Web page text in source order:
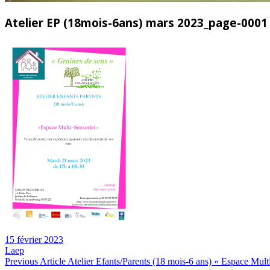
Atelier EP (18mois-6ans) mars 2023_page-0001
15 février 2023
Laep
Navigation
Previous ArticlePrevious
Atelier Efants/Parents (18 mois-6 ans) « Espace